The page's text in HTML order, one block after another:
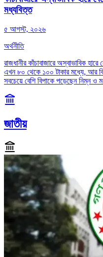
মধ্যবিত্ত
৫ আগস্ট, ২০২৬
অর্থনীতি
রাজধানীর কাঁচাবাজারে অস্বাভাবিক
এখন ৮০ থেকে ১০০ টাকার মধ্যে, আর
সবচেয়ে বেশি বিপাকে পড়েছেন নিম্ন ও
জাতীয়